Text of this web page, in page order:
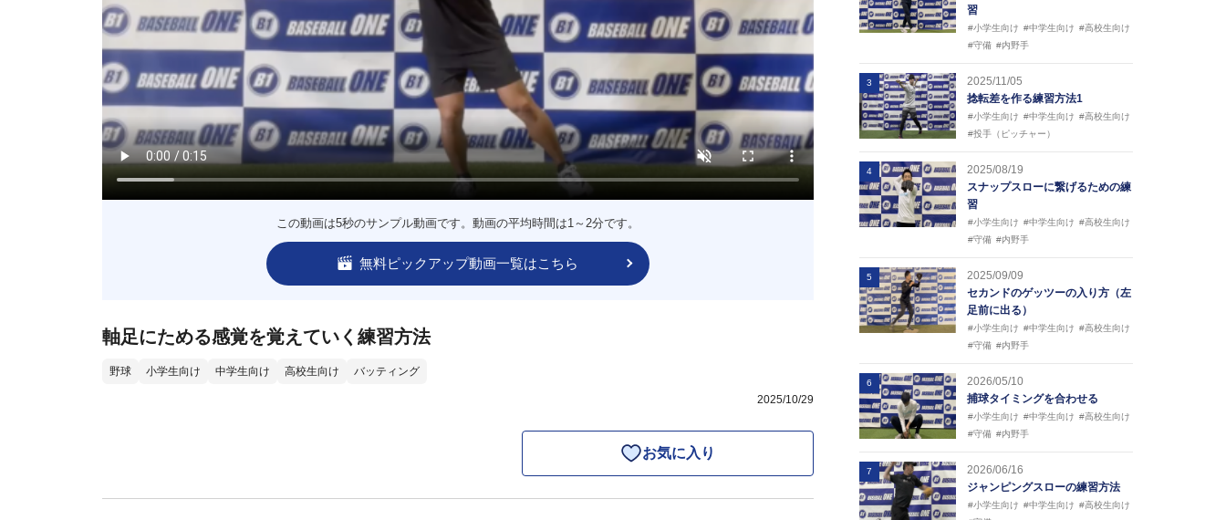
この動画は5秒のサンプル動画です。動画の平均時間は1～2分です。
無料ピックアップ動画一覧はこちら
軸足にためる感覚を覚えていく練習方法
野球 小学生向け 中学生向け 高校生向け バッティング
2025/10/29
お気に入り
習
#小学生向け #中学生向け #高校生向け
#守備 #内野手
3
2025/11/05
捻転差を作る練習方法1
#小学生向け #中学生向け #高校生向け
#投手（ピッチャー）
4
2025/08/19
スナップスローに繋げるための練
習
#小学生向け #中学生向け #高校生向け
#守備 #内野手
5
2025/09/09
セカンドのゲッツーの入り方（左
足前に出る）
#小学生向け #中学生向け #高校生向け
#守備 #内野手
6
2026/05/10
捕球タイミングを合わせる
#小学生向け #中学生向け #高校生向け
#守備 #内野手
7
2026/06/16
ジャンピングスローの練習方法
#小学生向け #中学生向け #高校生向け